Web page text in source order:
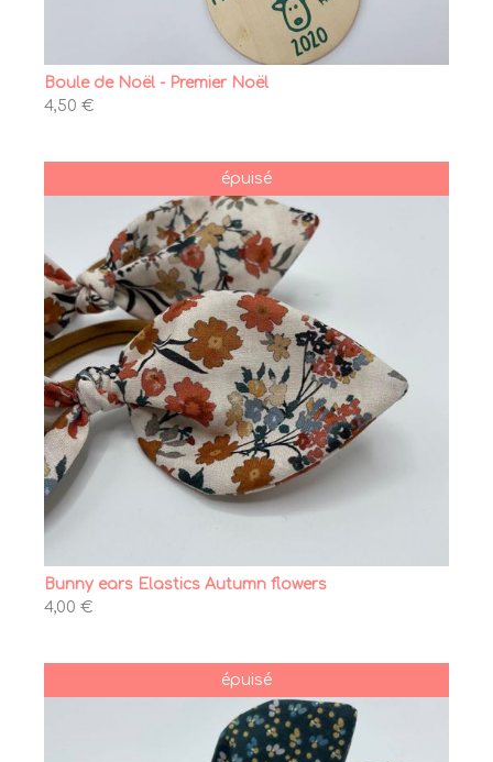
Boule de Noël - Premier Noël
4,50 €
épuisé
Bunny ears Elastics Autumn flowers
4,00 €
épuisé